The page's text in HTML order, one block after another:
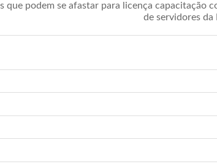
podem se afastar para licença capacitação
de servidores da